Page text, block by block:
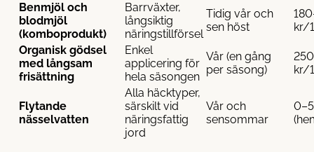
Benmjöl och
blodmjöl
(komboprodukt)
Barrväxter,
långsiktig
näringstillförsel
Tidig vår och
sen höst
kr/
Organisk gödsel
med långsam
frisättning
Enkel
applicering för
hela säsongen
Vår (en gång
per säsong)
kr/
Flytande
nässelvatten
Alla häcktyper,
särskilt vid
näringsfattig
jord
Vår och
sensommar